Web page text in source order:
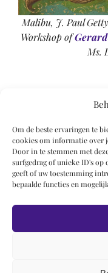
Om de beste ervaringen te
cookies om informatie over
Door in te stemmen met
surfgedrag of unieke ID's op
geeft of uw toestemming
bepaalde functies en
Malibu, J. Paul
Workshop of
Ms.
Haincelin de
Hayrapet
Henri
Henri
Henri Laurer
Herimann
Herman